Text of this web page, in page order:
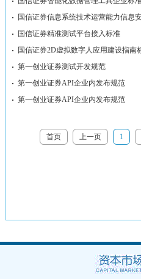
首页 上一页 1